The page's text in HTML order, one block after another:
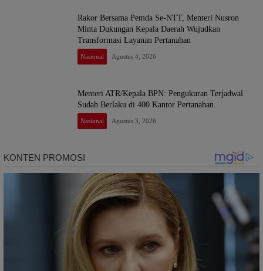
Rakor Bersama Pemda Se-NTT, Menteri Nusron
Minta Dukungan Kepala Daerah Wujudkan
Transformasi Layanan Pertanahan
Nasional Agustus 4, 2026
Menteri ATR/Kepala BPN: Pengukuran Terjadwal
Sudah Berlaku di 400 Kantor Pertanahan.
Nasional Agustus 3, 2026